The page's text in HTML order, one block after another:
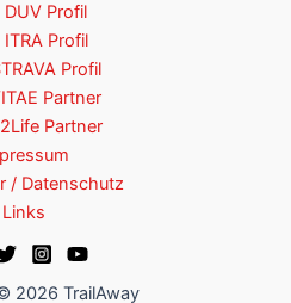
DUV Profil
Profil
Profil
Partner
Partner
/ Datenschutz
Links
2026 TrailAway